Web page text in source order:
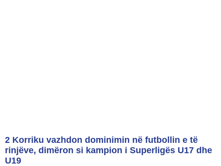
2 Korriku vazhdon dominimin në futbollin e të
rinjëve, dimëron si kampion i Superligës U17 dhe
U19